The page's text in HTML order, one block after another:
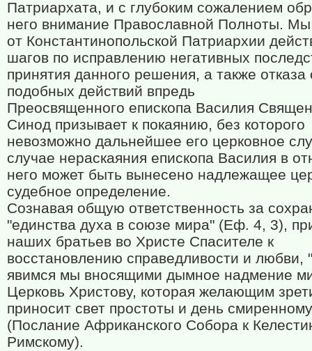
Патриархата, и с глубоким сожалением
него внимание Православной Полноты.
от Константинопольской Патриархии
шагов по исправлению негативных
принятия данного решения, а также отказа
подобных действий впредь
Преосвященного епископа Василия
Синод призывает к покаянию, без которого
невозможно дальнейшее его церковное
случае нераскаяния епископа Василия в
него может быть вынесено надлежащее
судебное определение.
Сознавая общую ответственность за
"единства духа в союзе мира" (Еф. 4, 3),
наших братьев во Христе Спасителе к
восстановлению справедливости и любви,
явимся мы вносящими дымное надмение
Церковь Христову, которая желающим
приносит свет простоты и день
(Послание Африканского Собора к
Римскому).